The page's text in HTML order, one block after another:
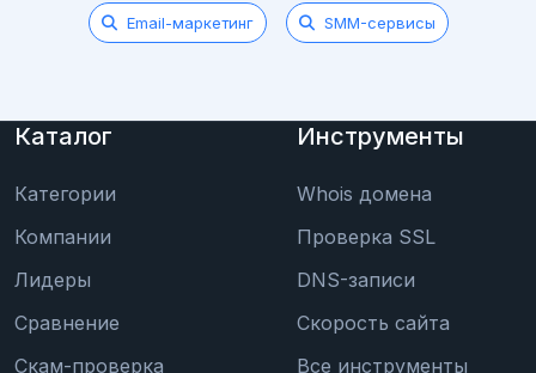
Email-маркетинг SMM-сервисы
Каталог
Категории
Компании
Лидеры
Сравнение
Скам-проверка
Инструменты
Whois домена
Проверка SSL
DNS-записи
Скорость сайта
Все инструменты